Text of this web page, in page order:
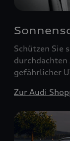
Schützen Sie
durchdachten
gefährlicher
Zur Audi